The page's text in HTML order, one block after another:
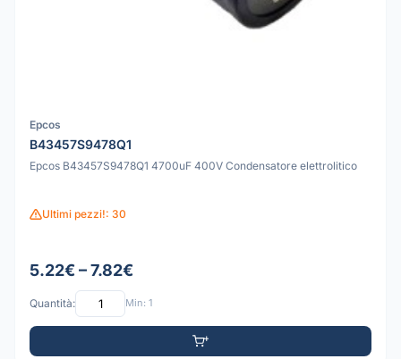
Epcos
B43457S9478Q1
Epcos B43457S9478Q1 4700uF 400V Condensatore elettrolitico
Ultimi pezzi!: 30
5.22€ – 7.82€
Quantità: Min: 1